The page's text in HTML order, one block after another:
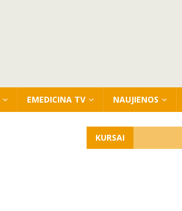
EMEDICINA TV NAUJIENOS
KURSAI